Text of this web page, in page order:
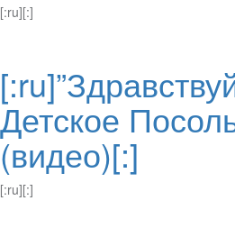
[:ru][:]
Детское
(видео)[:]
[:ru][:]